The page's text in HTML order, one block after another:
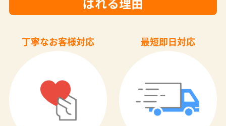
丁寧なお客様対応 最短即日対応